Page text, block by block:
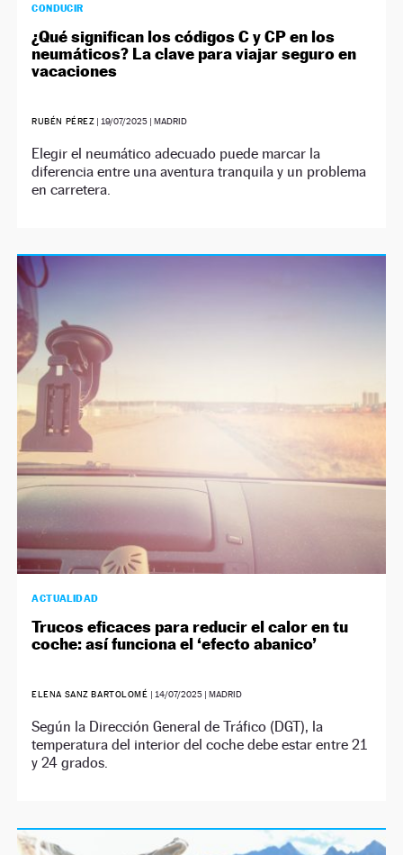
CONDUCIR
¿Qué significan los códigos C y CP en los
neumáticos? La clave para viajar seguro en
vacaciones
RUBÉN PÉREZ | 19/07/2025 | MADRID
Elegir el neumático adecuado puede marcar la
diferencia entre una aventura tranquila y un problema
en carretera.
ACTUALIDAD
Trucos eficaces para reducir el calor en tu
coche: así funciona el ‘efecto abanico’
ELENA SANZ BARTOLOMÉ | 14/07/2025| MADRID
Según la Dirección General de Tráfico (DGT), la
temperatura del interior del coche debe estar entre 21
y 24 grados.